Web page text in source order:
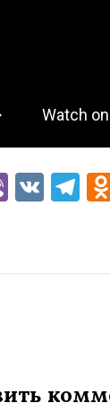
Viber
VK